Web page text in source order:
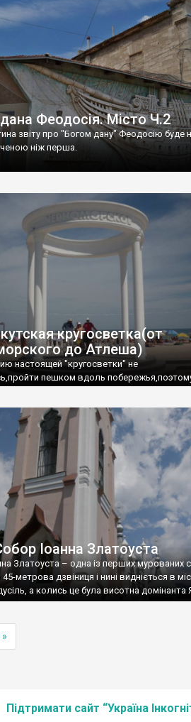
Феодосія. Місто Ч.2
звіту про "Богом дану" Феодосію буде
ніж перша.
кругосветка(от
до Атлеша)
настоящей "кругосветки" не
пешком вдоль
Іоанна Златоуста
Златоуста – одна із перших мурованих
метрова дзвіниця і нині видніється в
а колись це була висотна домінанта
Підтримати сайт “Україна